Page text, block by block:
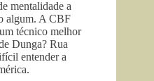
mentalidade a
algum. A CBF
técnico melhor
Dunga? Rua
entender a